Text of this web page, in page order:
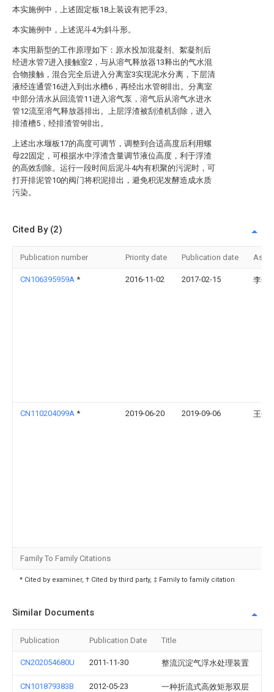
本实施例中，上述固定板18上装设有把手23。
本实施例中，上述泥斗4为斜斗形。
本实用新型的工作原理如下：原水投加混凝剂、絮凝剂后
经进水管7进入接触室2，与从溶气释放器13释出的气水混
合物接触，混合完全后进入分离室3实现泥水分离，下层清
液经连通管16进入到出水槽6，再经出水管8排出。分离室
中部分清水从回流管11进入溶气泵，溶气后从溶气水进水
管12流至溶气释放器排出。上层浮渣被刮渣机刮除，进入
排渣槽5，经排渣管9排出。
上述出水堰板17的高度可调节，调整到合适高度后利用螺
母22固定，可根据水中浮渣含量调节液位高度，利于浮渣
的高效刮除。运行一段时间后泥斗4内有积聚的污泥时，可
打开排泥管10的阀门将积泥排出，避免积泥发酵造成水质
污染。
Cited By (2)
Publication number Priority date Publication date
CN106395959A * 2016-11-02 2017-02-15 李伟
CN110204099A * 2019-06-20 2019-09-06 王子
Family To Family Citations
* Cited by examiner, † Cited by third party, ‡ Family to family citation
Similar Documents
Publication Publication Date Title
CN202054680U 2011-11-30 整流沉淀气浮水处理装置
CN101879383B 2012-05-23 一种折流式高效矩形双层